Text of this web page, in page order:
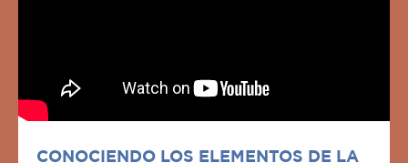
CONOCIENDO LOS ELEMENTOS DE LA